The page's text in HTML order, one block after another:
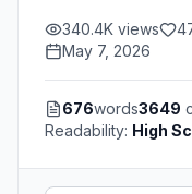
340.4K views
May 7, 2026
676words3649
Readability: High